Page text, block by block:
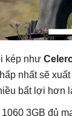
kép như
nhất sẽ
bất lợi hơn
3GB đủ